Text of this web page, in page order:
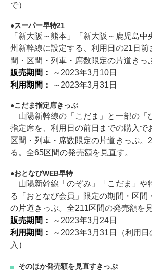
で）
スーパー早特21
「新大阪～熊本」「新大阪～鹿児島
州新幹線に設定する、利用日の21日前
間・区間・列車・席数限定の片道きっ
販売期間：
～2023年3月10日
利用期間：
～2023年3月31日
こだま指定席きっぷ
山陽新幹線の「こだま」と一部の「
指定席を、利用日の前日までの購入で
区間・列車・席数限定の片道きっぷ。
る。全65区間の発売額を見直す。
おとなびWEB早特
山陽新幹線「のぞみ」「こだま」や
る「おとなび会員」限定の期間・区間
の片道きっぷ。全211区間の発売額を見
販売期間：
～2023年3月24日
利用期間：
～2023年3月31日（利用
入）
そのほか発売額を見直すきっぷ